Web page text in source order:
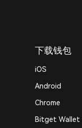
下载钱包
iOS
Android
Chrome
Bitget Wallet